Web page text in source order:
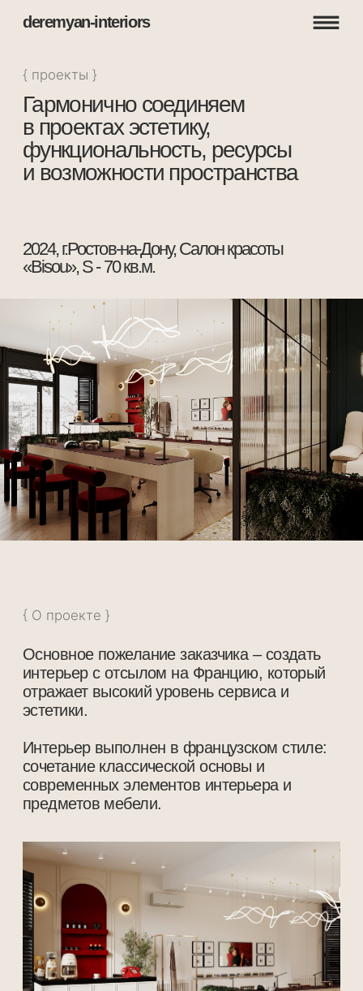
deremyan-interiors
Гармонично соединяем
функциональность, ресурсы
и возможности пространства
2024, г.Ростов-на-Дону, Салон красоты
Основное пожелание заказчика – создать
интерьер с отсылом на Францию, который
отражает высокий уровень сервиса и
эстетики.
Интерьер выполнен в французском стиле:
{ О проекте }